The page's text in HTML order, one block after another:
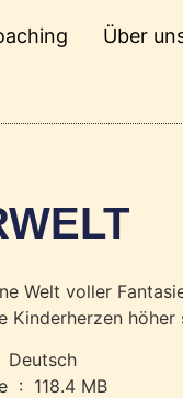
Über
Welt voller
Kinderherzen höher
Deutsch
Dateigröße ‏ : ‎ 118.4 MB